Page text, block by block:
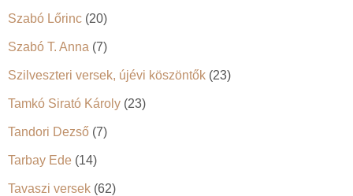
Szabó Lőrinc (20)
Szabó T. Anna (7)
Szilveszteri versek, újévi köszöntők (23)
Tamkó Sirató Károly (23)
Tandori Dezső (7)
Tarbay Ede (14)
Tavaszi versek (62)